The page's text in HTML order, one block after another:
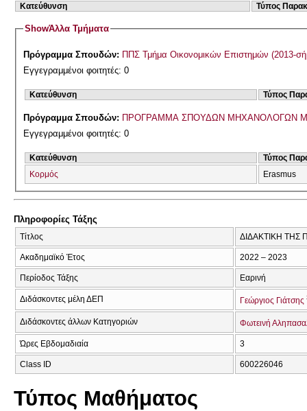
Κατεύθυνση Τύπος
ShowΆλλα Τμήματα
Πρόγραμμα Σπουδών: ΠΠΣ Τμήμα Οικονομικών Επιστημών (2013-
Εγγεγραμμένοι φοιτητές: 0
Κατεύθυνση Τύπος
Πρόγραμμα Σπουδών: ΠΡΟΓΡΑΜΜΑ ΣΠΟΥΔΩΝ ΜΗΧΑΝΟΛΟΓΩΝ
Εγγεγραμμένοι φοιτητές: 0
Κατεύθυνση
Τύπος
Κορμός
Erasmus
Πληροφορίες Τάξης
Τίτλος ΔΙΔΑΚΤΙΚΗ ΤΗΣ
Ακαδημαϊκό Έτος 2022 – 2023
Περίοδος Τάξης Εαρινή
Διδάσκοντες μέλη ΔΕΠ Γεώργιος Γιάτσης
Διδάσκοντες άλλων Κατηγοριών Φωτεινή
Ώρες Εβδομαδιαία 3
Class ID 600226046
Τύπος Μαθήματος